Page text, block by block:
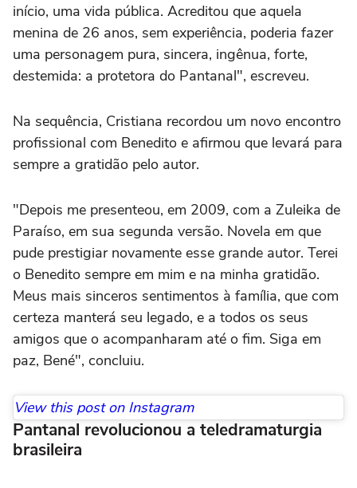
início, uma vida pública. Acreditou que aquela
menina de 26 anos, sem experiência, poderia fazer
uma personagem pura, sincera, ingênua, forte,
destemida: a protetora do Pantanal", escreveu.
Na sequência, Cristiana recordou um novo encontro
profissional com Benedito e afirmou que levará para
sempre a gratidão pelo autor.
"Depois me presenteou, em 2009, com a Zuleika de
Paraíso, em sua segunda versão. Novela em que
pude prestigiar novamente esse grande autor. Terei
o Benedito sempre em mim e na minha gratidão.
Meus mais sinceros sentimentos à família, que com
certeza manterá seu legado, e a todos os seus
amigos que o acompanharam até o fim. Siga em
paz, Bené", concluiu.
View this post on Instagram
Pantanal revolucionou a teledramaturgia
brasileira